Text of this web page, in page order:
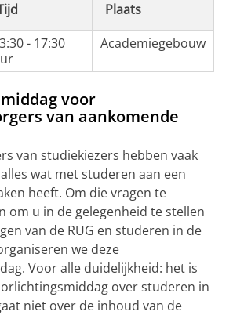
Plaats
- 17:30
Academiegebouw
voor
van aankomende
van studiekiezers hebben vaak
wat met studeren aan een
heeft. Om die vragen te
om u in de gelegenheid te stellen
van de RUG en studeren in de
we deze
Voor alle duidelijkheid: het is
over studeren in
niet over de inhoud van de